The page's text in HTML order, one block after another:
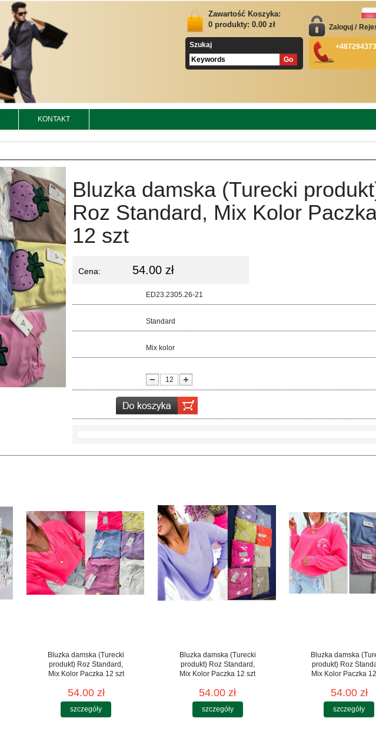
Zawartość Koszyka:
0 produkty: 0.00 zł
Szukaj
Zaloguj /
KONTAKT
Bluzka damska (Turecki
Roz Standard, Mix Kolor
12 szt
Cena: 54.00 zł
ED23.2305.26-21
Standard
Mix kolor
Bluzka damska (Turecki
produkt) Roz Standard,
Mix Kolor Paczka 12 szt
54.00 zł
szczegóły
Bluzka damska (Turecki
produkt) Roz Standard,
Mix Kolor Paczka 12 szt
54.00 zł
szczegóły
Bluzka damska
produkt) Roz
Mix Kolor Paczka
54.00 zł
szczegóły